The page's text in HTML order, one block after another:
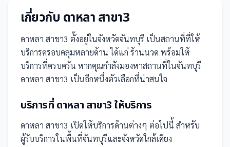
เกี่ยวกับ ดาหลา สาขา3
ดาหลา สาขา3 ตั้งอยู่ในจังหวัดจันทบุรี เป็นสถานที่ที่ให้
บริการครอบคลุมหลายด้าน ได้แก่ ร้านนวด พร้อมให้
บริการที่ครบครัน หากคุณกำลังมองหาสถานที่ในจันทบุรี
ดาหลา สาขา3 เป็นอีกหนึ่งตัวเลือกที่น่าสนใจ
บริการที่ ดาหลา สาขา3 ให้บริการ
ดาหลา สาขา3 เปิดให้บริการด้านต่างๆ ต่อไปนี้ สำหรับ
ผู้รับบริการในพื้นที่จันทบุรีและจังหวัดใกล้เคียง